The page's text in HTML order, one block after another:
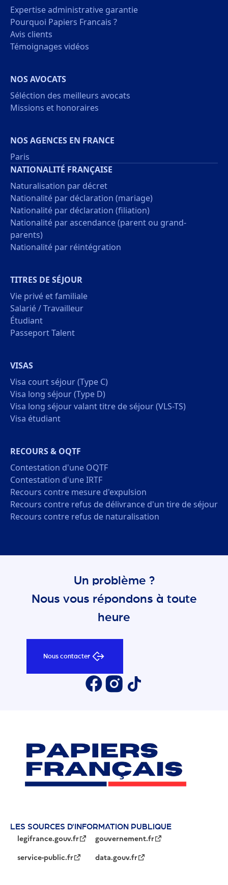
Expertise administrative garantie
Pourquoi Papiers Francais ?
Avis clients
Témoignages vidéos
NOS AVOCATS
Séléction des meilleurs avocats
Missions et honoraires
NOS AGENCES EN FRANCE
Paris
NATIONALITÉ FRANÇAISE
Naturalisation par décret
Nationalité par déclaration (mariage)
Nationalité par déclaration (filiation)
Nationalité par ascendance (parent ou grand-
parents)
Nationalité par réintégration
TITRES DE SÉJOUR
Vie privé et familiale
Salarié / Travailleur
Étudiant
Passeport Talent
VISAS
Visa court séjour (Type C)
Visa long séjour (Type D)
Visa long séjour valant titre de séjour (VLS-TS)
Visa étudiant
RECOURS & OQTF
Contestation d'une OQTF
Contestation d'une IRTF
Recours contre mesure d'expulsion
Recours contre refus de délivrance d'un tire de séjour
Recours contre refus de naturalisation
Un problème ?
Nous vous répondons à toute
heure
Nous contacter
LES SOURCES D'INFORMATION PUBLIQUE
legifrance.gouv.fr
gouvernement.fr
service-public.fr
data.gouv.fr